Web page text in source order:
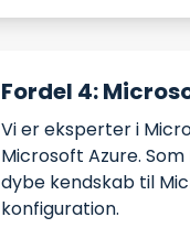
Fordel 4:
Vi er eksperter i
Microsoft Azure.
dybe kendskab til
konfiguration.